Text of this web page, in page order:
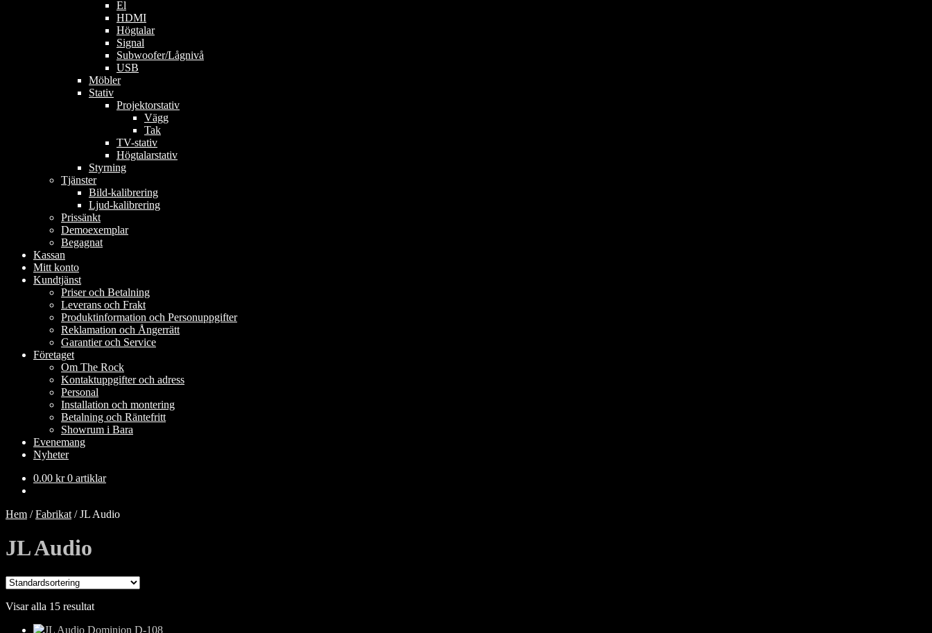
El
HDMI
Högtalar
Signal
Subwoofer/Lågnivå
USB
Möbler
Stativ
Projektorstativ
Vägg
Tak
TV-stativ
Högtalarstativ
Styrning
Tjänster
Bild-kalibrering
Ljud-kalibrering
Prissänkt
Demoexemplar
Begagnat
Kassan
Mitt konto
Kundtjänst
Priser och Betalning
Leverans och Frakt
Produktinformation och Personuppgifter
Reklamation och Ångerrätt
Garantier och Service
Företaget
Om The Rock
Kontaktuppgifter och adress
Personal
Installation och montering
Betalning och Räntefritt
Showrum i Bara
Evenemang
Nyheter
0.00 kr 0 artiklar
Hem /Fabrikat /JL Audio
JL Audio
Visar alla 15 resultat